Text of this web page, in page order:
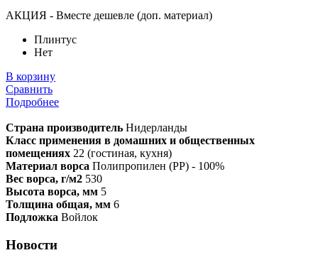
АКЦИЯ - Вместе дешевле (доп. материал)
Плинтус
Нет
В корзину
Сравнить
Подробнее
Страна производитель Нидерланды
Класс применения в домашних и общественных
помещениях 22 (гостиная, кухня)
Материал ворса Полипропилен (PP) - 100%
Вес ворса, г/м2 530
Высота ворса, мм 5
Толщина общая, мм 6
Подложка Войлок
Новости